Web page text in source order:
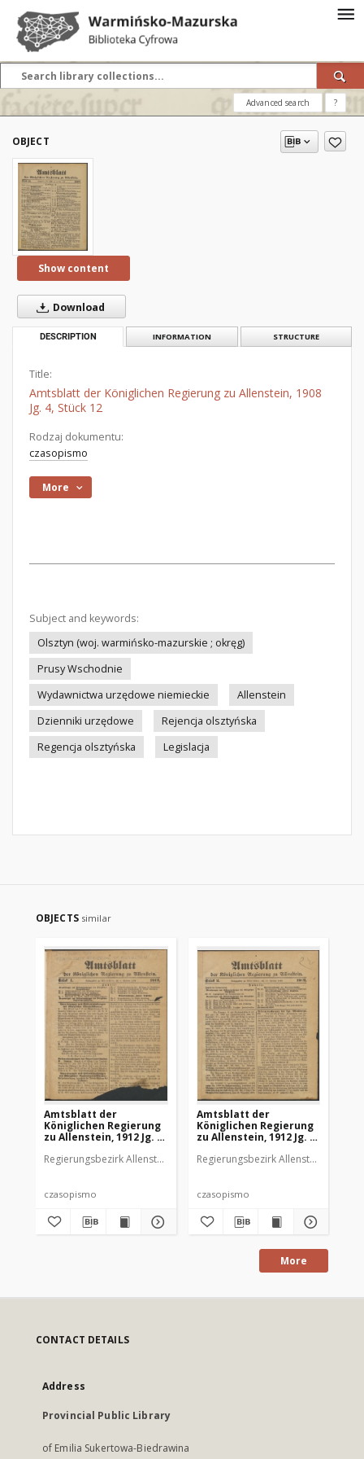
Advanced search ?
OBJECT
Show content
Download
DESCRIPTION INFORMATION STRUCTURE
Title:
Amtsblatt der Königlichen Regierung zu Allenstein, 1908
Jg. 4, Stück 12
Rodzaj dokumentu:
czasopismo
More
Subject and keywords:
Olsztyn (woj. warmińsko-mazurskie ; okręg)
Prusy Wschodnie
Wydawnictwa urzędowe niemieckie
Allenstein
Dzienniki urzędowe
Rejencja olsztyńska
Regencja olsztyńska
Legislacja
OBJECTS similar
Amtsblatt der
Königlichen Regierung
zu Allenstein, 1912 Jg. 8,
Regierungsbezirk Allenstein
czasopismo
Amtsblatt der
Königlichen Regierung
zu Allenstein, 1912 Jg. 8,
Regierungsbezirk Allenstein
czasopismo
More
CONTACT DETAILS
Address
Provincial Public Library
of Emilia Sukertowa-Biedrawina